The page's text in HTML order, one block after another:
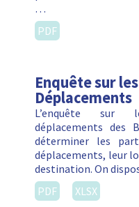
…
PDF
Enquête sur
Déplacements
L’enquête sur
déplacements des
déterminer les
déplacements, leur
destination. On
PDF
XLSX